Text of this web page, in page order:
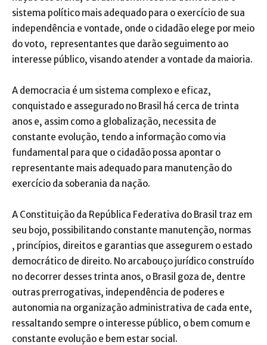
sistema político mais adequado para o exercício de sua
independência e vontade, onde o cidadão elege por meio
do voto, representantes que darão seguimento ao
interesse público, visando atender a vontade da maioria.
A democracia é um sistema complexo e eficaz,
conquistado e assegurado no Brasil há cerca de trinta
anos e, assim como a globalização, necessita de
constante evolução, tendo a informação como via
fundamental para que o cidadão possa apontar o
representante mais adequado para manutenção do
exercício da soberania da nação.
A Constituição da República Federativa do Brasil traz em
seu bojo, possibilitando constante manutenção, normas
, princípios, direitos e garantias que assegurem o estado
democrático de direito. No arcabouço jurídico construído
no decorrer desses trinta anos, o Brasil goza de, dentre
outras prerrogativas, independência de poderes e
autonomia na organização administrativa de cada ente,
ressaltando sempre o interesse público, o bem comum e
constante evolução e bem estar social.